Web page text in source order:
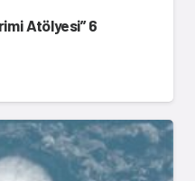
Atölyesi” 6